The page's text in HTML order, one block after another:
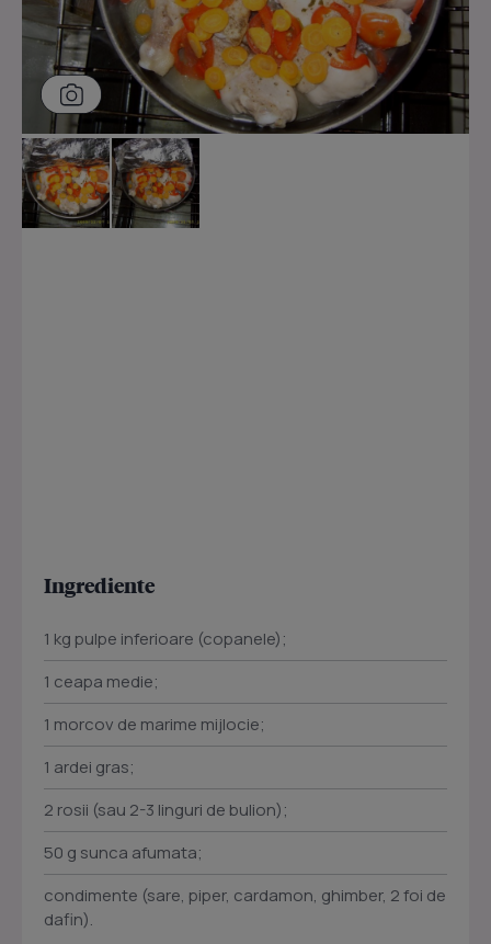
Ingrediente
1 kg pulpe inferioare (copanele);
1 ceapa medie;
1 morcov de marime mijlocie;
1 ardei gras;
2 rosii (sau 2-3 linguri de bulion);
50 g sunca afumata;
condimente (sare, piper, cardamon, ghimber, 2 foi de
dafin).